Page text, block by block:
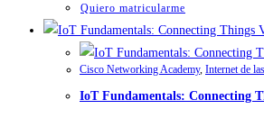
Quiero matricularme
Cisco Networking Academy, Internet de
IoT Fundamentals: Connecting